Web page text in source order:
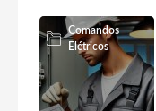
Comandos
Elétricos